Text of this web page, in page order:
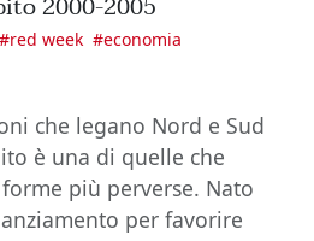
#red week #economia
che legano Nord e Sud
è una di quelle che
più perverse. Nato
per favorire